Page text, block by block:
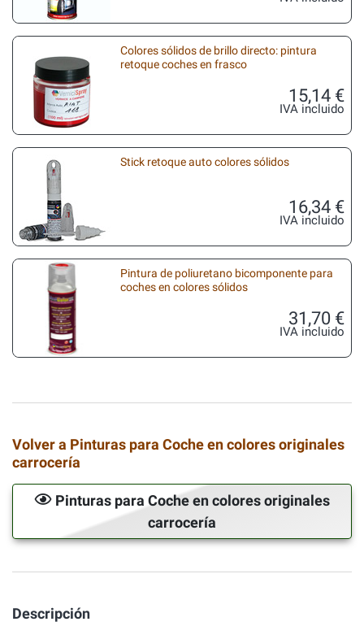
Colores sólidos de brillo directo: pintura
retoque coches en frasco
15,14 €
IVA incluido
Stick retoque auto colores sólidos
16,34 €
IVA incluido
Pintura de poliuretano bicomponente para
coches en colores sólidos
31,70 €
IVA incluido
Volver a Pinturas para Coche en colores originales
carrocería
Pinturas para Coche en colores originales
carrocería
Descripción